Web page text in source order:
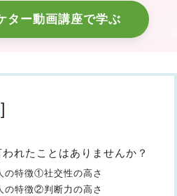
ター動画講座で学ぶ
]
れたことはありませんか？
の特徴①社交性の高さ
の特徴②判断力の高さ